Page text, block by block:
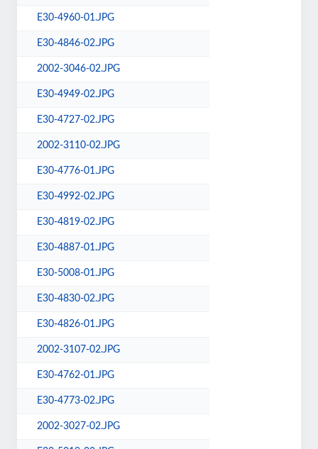
E30-4960-01.JPG
E30-4846-02.JPG
2002-3046-02.JPG
E30-4949-02.JPG
E30-4727-02.JPG
2002-3110-02.JPG
E30-4776-01.JPG
E30-4992-02.JPG
E30-4819-02.JPG
E30-4887-01.JPG
E30-5008-01.JPG
E30-4830-02.JPG
E30-4826-01.JPG
2002-3107-02.JPG
E30-4762-01.JPG
E30-4773-02.JPG
2002-3027-02.JPG